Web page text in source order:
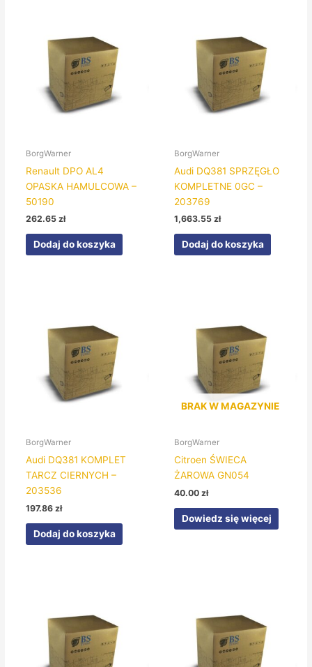
BorgWarner
Renault DPO AL4
OPASKA HAMULCOWA –
50190
262.65zł
Dodaj do koszyka
BorgWarner
Audi DQ381 SPRZĘGŁO
KOMPLETNE 0GC –
203769
1,663.55zł
Dodaj do koszyka
BorgWarner
Audi DQ381 KOMPLET
TARCZ CIERNYCH –
203536
197.86zł
Dodaj do koszyka
BRAK W MAGAZYNIE
BorgWarner
Citroen ŚWIECA
ŻAROWA GN054
40.00zł
Dowiedz się więcej